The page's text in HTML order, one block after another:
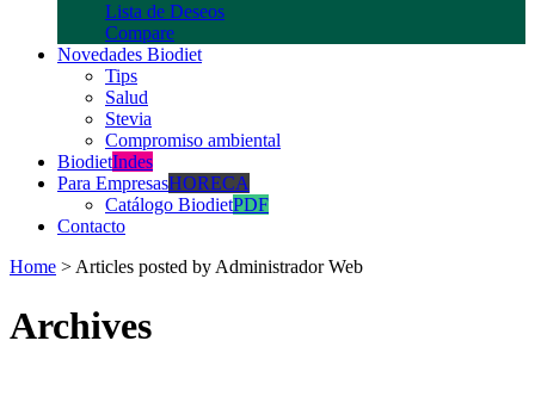
Lista de Deseos
Compare
Novedades Biodiet
Tips
Salud
Stevia
Compromiso ambiental
BiodietIndes
Para EmpresasHORECA
Catálogo BiodietPDF
Contacto
Home > Articles posted by Administrador Web
Archives